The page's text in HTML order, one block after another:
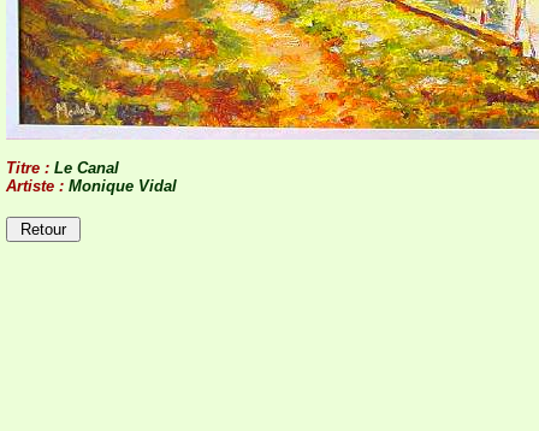
Titre : Le Canal
Artiste : Monique Vidal